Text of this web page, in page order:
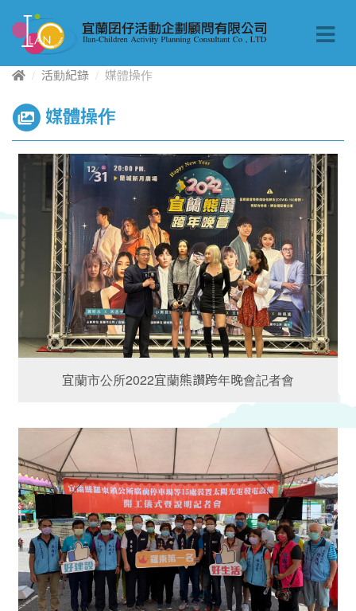
活動紀錄 媒體操作
媒體操作
宜蘭市公所2022宜蘭熊讚跨年晚會記者會